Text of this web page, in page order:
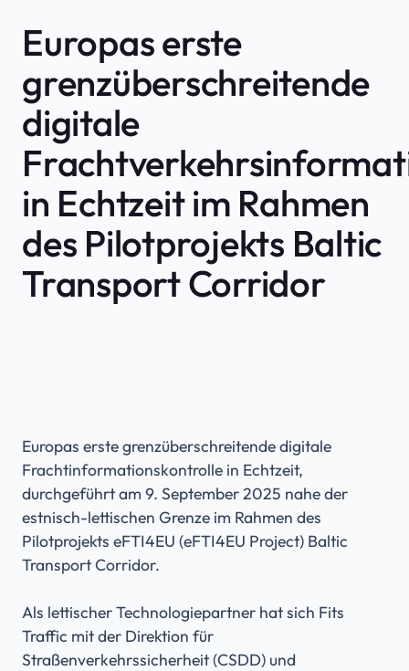
Europas erste
grenzüberschreitende
digitale
in Echtzeit im Rahmen
des Pilotprojekts Baltic
Transport Corridor
Europas erste grenzüberschreitende digitale
Frachtinformationskontrolle in Echtzeit,
durchgeführt am 9. September 2025 nahe der
estnisch-lettischen Grenze im Rahmen des
Pilotprojekts eFTI4EU (eFTI4EU Project) Baltic
Transport Corridor.
Als lettischer Technologiepartner hat sich Fits
Traffic mit der Direktion für
Straßenverkehrssicherheit (CSDD) und